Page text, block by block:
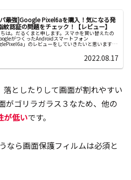
最強]Google Pixel6aを購入！気になる発
紋認証の問題をチェック！【レビュー】
は。だるくまと申します。スマホを買い替えたの
がつくったAndroidスマートフォン
」のレビューをしていきたいと思います。
2022.08.17
としたりして画面が割れやすい
がゴリラガラス３なため、他の
が低いです。
なら画面保護フィルムは必須と